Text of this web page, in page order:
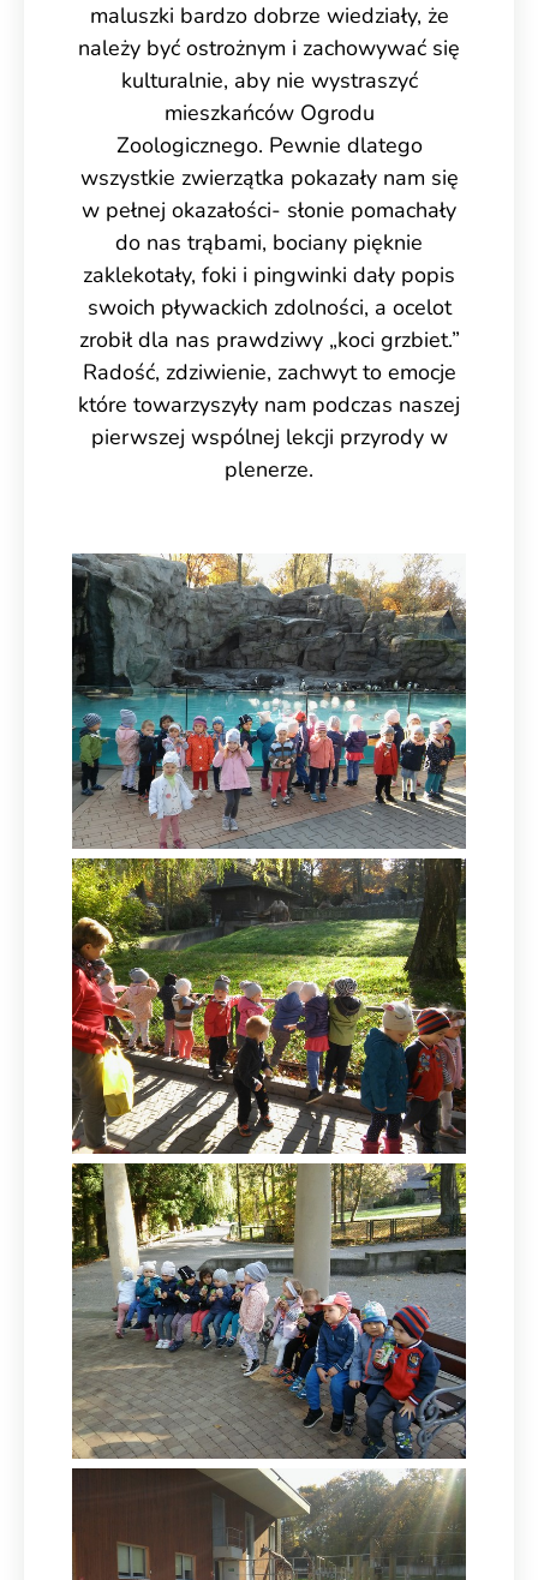
maluszki bardzo dobrze wiedziały, że
należy być ostrożnym i zachowywać się
kulturalnie, aby nie wystraszyć
mieszkańców Ogrodu
Zoologicznego. Pewnie dlatego
wszystkie zwierzątka pokazały nam się
w pełnej okazałości- słonie pomachały
do nas trąbami, bociany pięknie
zaklekotały, foki i pingwinki dały popis
swoich pływackich zdolności, a ocelot
zrobił dla nas prawdziwy „koci grzbiet.”
Radość, zdziwienie, zachwyt to emocje
które towarzyszyły nam podczas naszej
pierwszej wspólnej lekcji przyrody w
plenerze.